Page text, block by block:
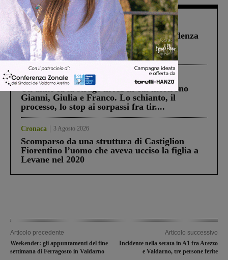
Figline Incisa Valdarno 1 Agosto 2026
Piscina di Figline finanziata oltre la scadenza
Pnrr, il gruppo di Fratelli d’Italia: “Un
ringraziamento al Governo”
Cronaca 4 Agosto 2026
Un anno fa la strage in A1 in cui morirono
Gianni, Giulia e Franco. Lo schianto, il
processo, lo stop ai sorpassi fra tir....
Cronaca 3 Agosto 2026
Scomparso da una struttura di Castiglion
Fiorentino l’uomo che aveva ucciso la figlia a
Levane nel 2020
Articolo precedente
Weekender: gli appuntamenti del fine
settimana di Ferragosto in Valdarno
Articolo successivo
Incidente nella serata in A1 fra Arezzo
e Valdarno, tre persone ferite